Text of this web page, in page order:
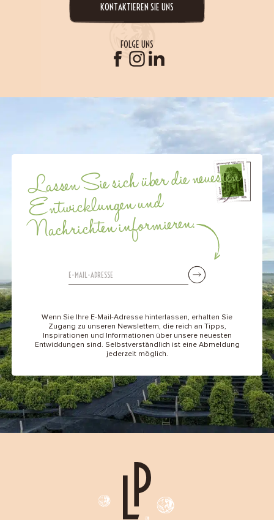
KONTAKTIEREN SIE UNS
FOLGE UNS
Lassen Sie sich über die neuesten
Entwicklungen und
Nachrichten informieren.
Wenn Sie Ihre E-Mail-Adresse hinterlassen, erhalten Sie
Zugang zu unseren Newslettern, die reich an Tipps,
Inspirationen und Informationen über unsere neuesten
Entwicklungen sind. Selbstverständlich ist eine Abmeldung
jederzeit möglich.